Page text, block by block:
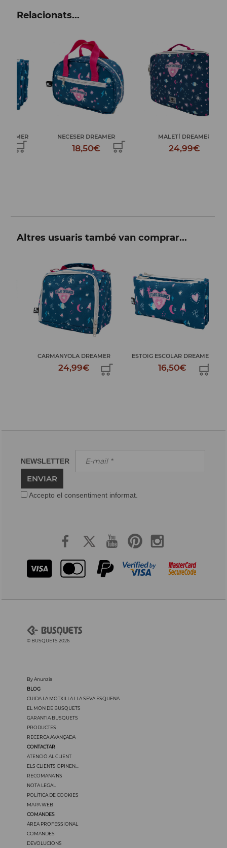
Relacionats...
NECESER DREAMER
18,50€
MALETÍ DREAMER
24,99€
Altres usuaris també van comprar...
CARMANYOLA DREAMER
24,99€
ESTOIG ESCOLAR DREAMER
16,50€
NEWSLETTER
ENVIAR
Accepto el consentiment informat.
© BUSQUETS 2026
By Anunzia
BLOG
CUIDA LA MOTXILLA I LA SEVA ESQUENA
EL MÓN DE BUSQUETS
GARANTIA BUSQUETS
PRODUCTES
RECERCA AVANÇADA
CONTACTAR
ATENCIÓ AL CLIENT
ELS CLIENTS OPINEN...
RECOMANA'NS
NOTA LEGAL
POLÍTICA DE COOKIES
MAPA WEB
COMANDES
ÀREA PROFESSIONAL
COMANDES
DEVOLUCIONS